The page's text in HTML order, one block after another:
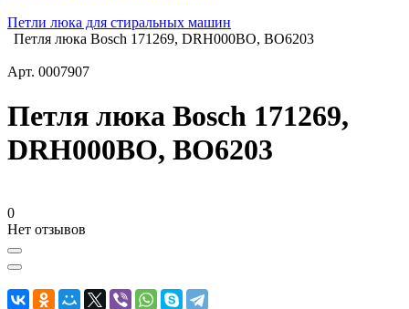
Петли люка для стиральных машин
Петля люка Bosch 171269, DRH000BO, BO6203
Арт. 0007907
Петля люка Bosch 171269,
DRH000BO, BO6203
0
Нет отзывов